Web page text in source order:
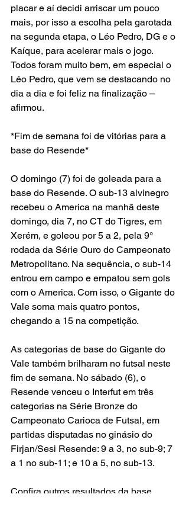
placar e aí decidi arriscar um pouco
mais, por isso a escolha pela garotada
na segunda etapa, o Léo Pedro, DG e o
Kaíque, para acelerar mais o jogo.
Todos foram muito bem, em especial o
Léo Pedro, que vem se destacando no
dia a dia e foi feliz na finalização –
afirmou.
*Fim de semana foi de vitórias para a
base do Resende*
O domingo (7) foi de goleada para a
base do Resende. O sub-13 alvinegro
recebeu o America na manhã deste
domingo, dia 7, no CT do Tigres, em
Xerém, e goleou por 5 a 2, pela 9°
rodada da Série Ouro do Campeonato
Metropolitano. Na sequência, o sub-14
entrou em campo e empatou sem gols
com o America. Com isso, o Gigante do
Vale soma mais quatro pontos,
chegando a 15 na competição.
As categorias de base do Gigante do
Vale também brilharam no futsal neste
fim de semana. No sábado (6), o
Resende venceu o Interfut em três
categorias na Série Bronze do
Campeonato Carioca de Futsal, em
partidas disputadas no ginásio do
Firjan/Sesi Resende: 9 a 3, no sub-9; 7
a 1 no sub-11; e 10 a 5, no sub-13.
Confira outros resultados da base